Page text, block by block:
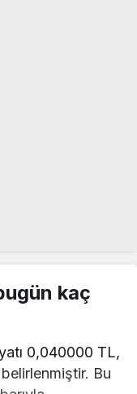
kaç
0,040000 TL,
Bu